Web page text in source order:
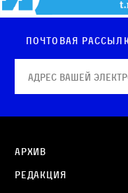
Почтовая
Архив
Редакция